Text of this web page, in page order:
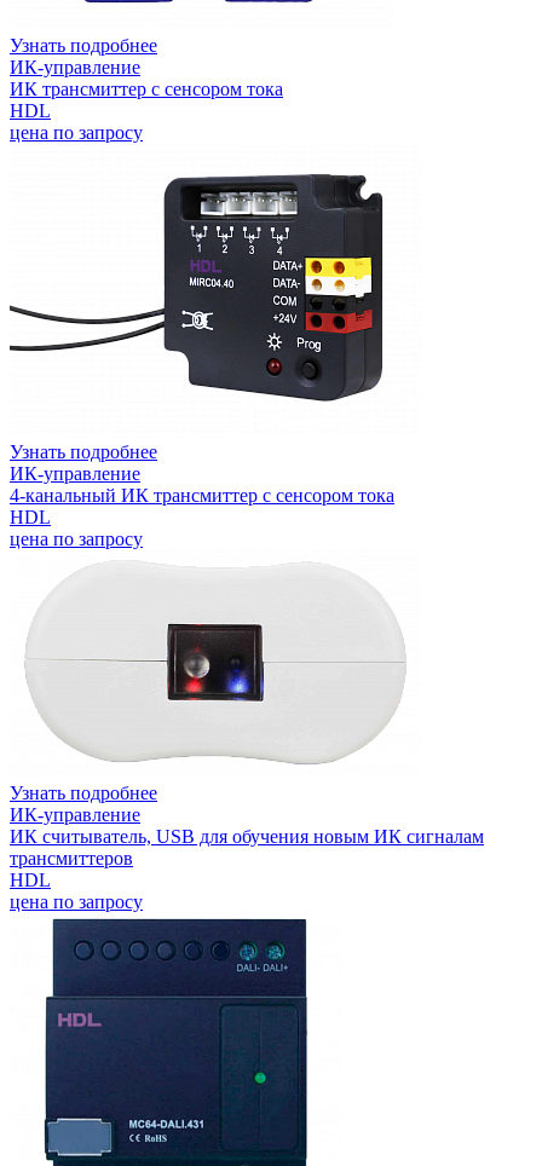
Узнать подробнее
ИК-управление
ИК трансмиттер с сенсором тока
HDL
цена по запросу
Узнать подробнее
ИК-управление
4-канальный ИК трансмиттер с сенсором тока
HDL
цена по запросу
Узнать подробнее
ИК-управление
ИК считыватель, USB для обучения новым ИК сигналам
трансмиттеров
HDL
цена по запросу